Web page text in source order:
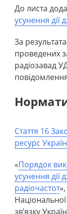
До листа
усунення дії
За
проведених
радіозавад
Стаття 16
ресурс
«Порядок
усунення дії
радіочастот
зв’язку